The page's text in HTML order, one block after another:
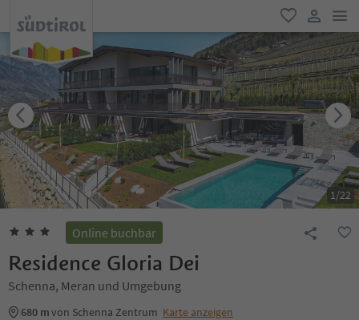
favorit
user link
1/22
Online buchbar
Residence Gloria Dei
Schenna, Meran und Umgebung
680 mvon Schenna Zentrum Karte anzeigen